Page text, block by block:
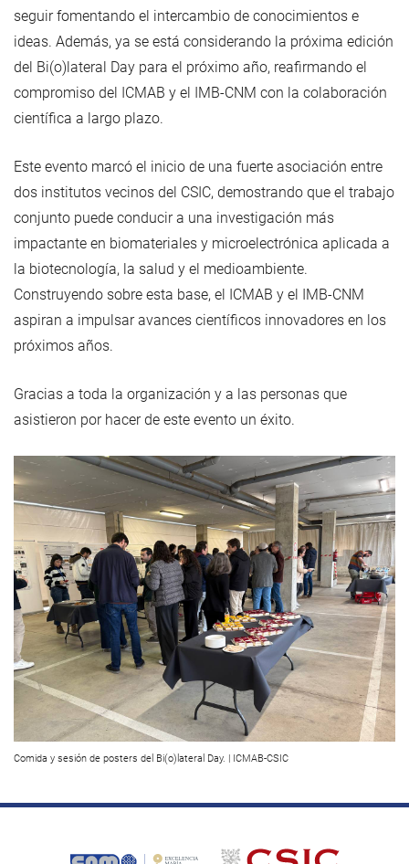
seguir fomentando el intercambio de conocimientos e
ideas. Además, ya se está considerando la próxima edición
del Bi(o)lateral Day para el próximo año, reafirmando el
compromiso del ICMAB y el IMB-CNM con la colaboración
científica a largo plazo.
Este evento marcó el inicio de una fuerte asociación entre
dos institutos vecinos del CSIC, demostrando que el trabajo
conjunto puede conducir a una investigación más
impactante en biomateriales y microelectrónica aplicada a
la biotecnología, la salud y el medioambiente.
Construyendo sobre esta base, el ICMAB y el IMB-CNM
aspiran a impulsar avances científicos innovadores en los
próximos años.
Gracias a toda la organización y a las personas que
asistieron por hacer de este evento un éxito.
Comida y sesión de posters del Bi(o)lateral Day. | ICMAB-CSIC